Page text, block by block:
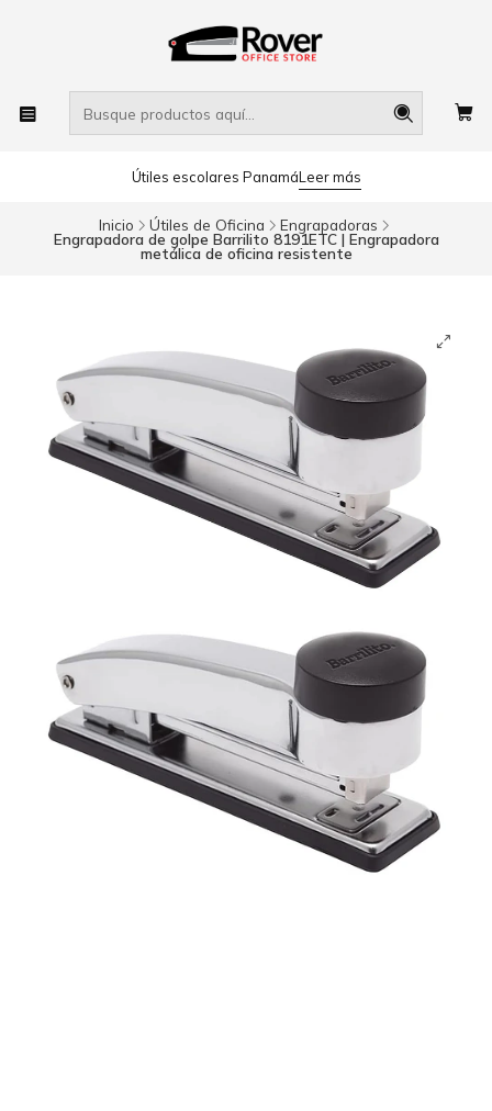
Útiles escolares PanamáLeer más
Inicio Útiles de Oficina Engrapadoras
Engrapadora de golpe Barrilito 8191ETC | Engrapadora
metálica de oficina resistente